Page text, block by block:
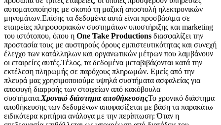
αυτοματοποίησης με σκοπό τη μαζική αποστολή ηλεκτρονικών
μηνυμάτων.Επίσης τα δεδομένα αυτά είναι προσβάσιμα σε
εταιρείες πληροφοριακών συστημάτων υποστήριξης και marketing
του ιστότοπου, όπου η One Take Productions διασφαλίζει την
προστασία τους με αυστηρούς όρους εμπιστευτικότητας και συνεχή
έλεγχο των κατάλληλων και οργανωτικών μέτρων που λαμβάνουν
οι εταιρείες αυτές.Τέλος, τα δεδομένα μεταβιβάζονται κατά την
εκτέλεση πληρωμής σε παρόχους πληρωμών. Εμείς από την
πλευρά μας χρησιμοποιούμε υψηλά συστήματα ασφαλείας για
αποφυγή διαρροής των στοιχείων από κακόβουλα
συστήματα.Χρονικό διάστημα αποθήκευσηςΤο χρονικό διάστημα
αποθήκευσης των δεδομένων αποφασίζεται με βάση τα παρακάτω
ειδικότερα κριτήρια ανάλογα με την περίπτωση:Όταν η